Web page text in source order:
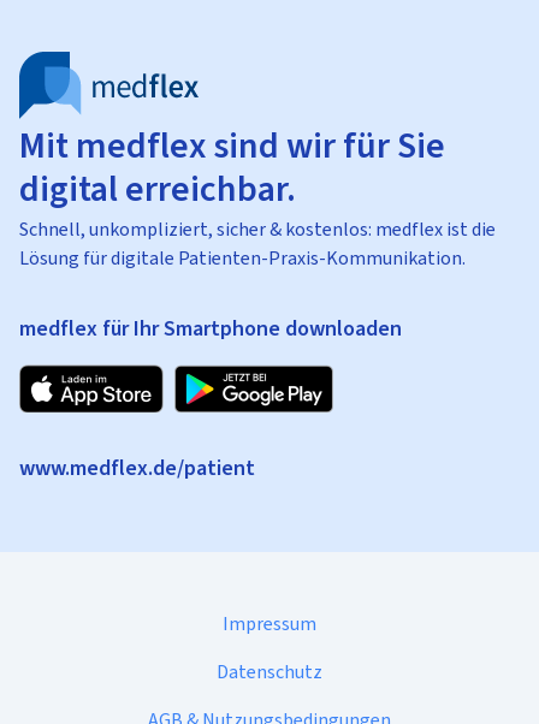
Mit medflex sind wir für Sie
digital erreichbar.
Schnell, unkompliziert, sicher & kostenlos: medflex ist die
Lösung für digitale Patienten-Praxis-Kommunikation.
medflex für Ihr Smartphone downloaden
www.medflex.de/patient
Impressum
Datenschutz